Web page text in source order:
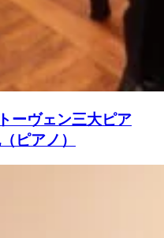
ーヴェン三大ピア
ピアノ）